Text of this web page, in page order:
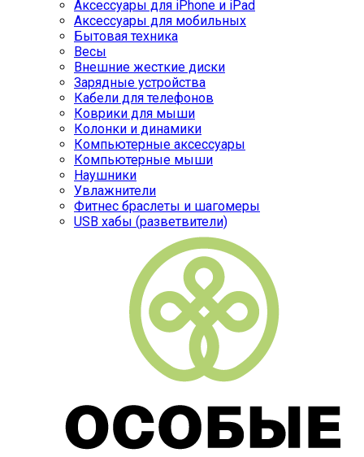
Аксессуары для iPhone и iPad
Аксессуары для мобильных
Бытовая техника
Весы
Внешние жесткие диски
Зарядные устройства
Кабели для телефонов
Коврики для мыши
Колонки и динамики
Компьютерные аксессуары
Компьютерные мыши
Наушники
Увлажнители
Фитнес браслеты и шагомеры
USB хабы (разветвители)